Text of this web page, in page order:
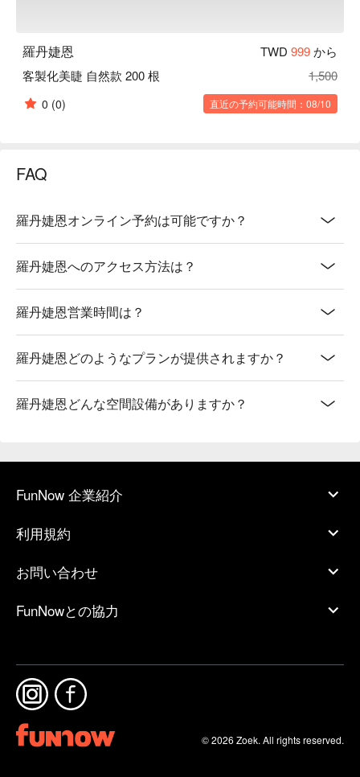
羅丹婕恩 TWD 999から
客製化美睫 自然款 200 根
1,500
0 (0) 直近の予約可能時間：08/10
FAQ
羅丹婕恩オンライン予約は可能ですか？
羅丹婕恩へのアクセス方法は？
羅丹婕恩営業時間は？
羅丹婕恩どのようなプランが提供されますか？
羅丹婕恩どんな空間設備がありますか？
FunNow 企業紹介
利用規約
お問い合わせ
FunNowとの協力
© 2026 Zoek. All rights reserved.